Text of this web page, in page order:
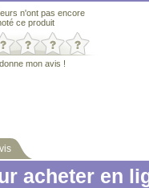
n'ont pas encore
ce produit
mon avis !
acheter en